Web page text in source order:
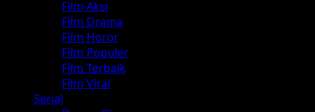
Film Aksi
Film Drama
Film Horor
Film Populer
Film Terbaik
Film Viral
Serial